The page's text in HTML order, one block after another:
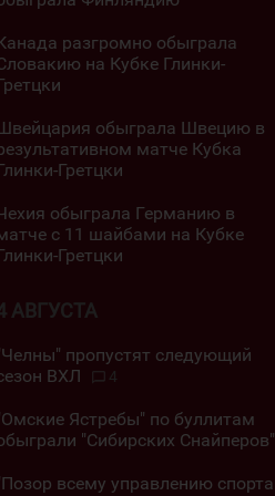
разгромно обыграла
на Кубке Глинки-
обыграла Швецию в
матче Кубка
Гретцки
обыграла Германию в
с 11 шайбами на Кубке
Гретцки
АВГУСТА
пропустят следующий
ВХЛ
4
Ястребы" по буллитам
"Сибирских Снайперов"
всему управлению спорта